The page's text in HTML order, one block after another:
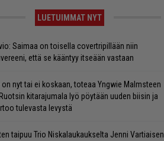
LUETUIMMAT NYT
Saimaa on toisella covertripillään niin
että se kääntyy itseään vastaan
on nyt tai ei koskaan, toteaa Yngwie Malmsteen
kitarajumala lyö pöytään uuden biisin ja
tulevasta levystä
taipuu Trio Niskalaukaukselta Jenni Vartiaisen